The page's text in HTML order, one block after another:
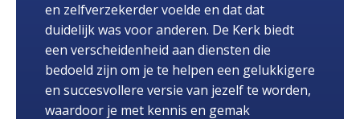
en zelfverzekerder voelde en dat dat
duidelijk was voor anderen. De Kerk biedt
een verscheidenheid aan diensten die
bedoeld zijn om je te helpen een gelukkigere
en succesvollere versie van jezelf te worden,
waardoor je met kennis en gemak